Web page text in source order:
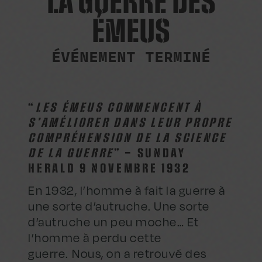
ÉMEUS
ÉVÉNEMENT TERMINÉ
“ LES ÉMEUS COMMENCENT À
S’AMÉLIORER DANS LEUR PROPRE
COMPRÉHENSION DE LA SCIENCE
DE LA GUERRE” – SUNDAY
HERALD 9 NOVEMBRE 1932
En 1932, l’homme à fait la guerre à
une sorte d’autruche. Une sorte
d’autruche un peu moche… Et
l’homme à perdu cette
guerre. Nous, on a retrouvé des